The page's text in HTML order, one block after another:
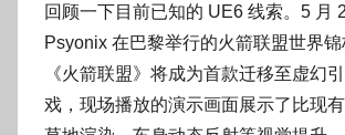
回顾一下目前已知的 UE6 线索。5 月
Psyonix 在巴黎举行的火箭联盟世界锦
《火箭联盟》将成为首款迁移至虚幻
戏，现场播放的演示画面展示了比现